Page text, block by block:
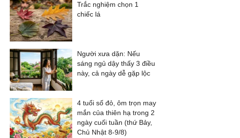
Trắc nghiệm chọn 1
chiếc lá
Người xưa dặn: Nếu
sáng ngủ dậy thấy 3 điều
này, cả ngày dễ gặp lộc
4 tuổi số đỏ, ôm trọn may
mắn của thiên hạ trong 2
ngày cuối tuần (thứ Bảy,
Chủ Nhật 8-9/8)